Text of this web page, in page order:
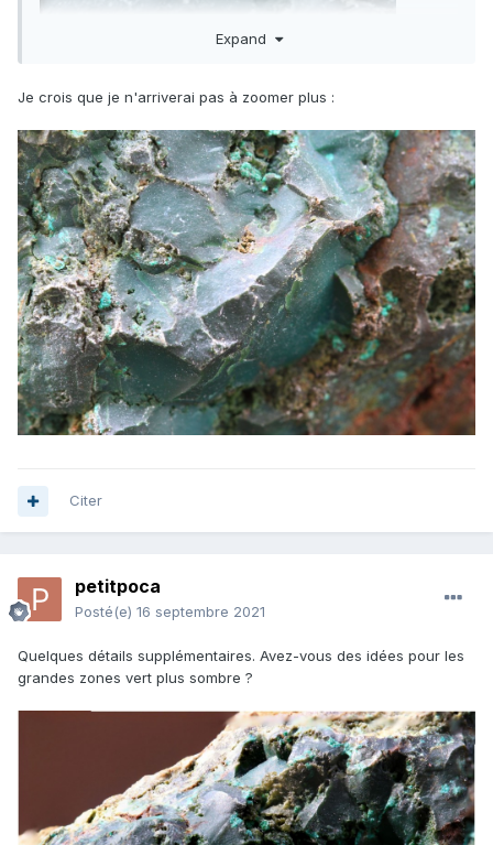
J'ai l'impression qu'il y a une géode tapissée de cristaux
Expand
Je crois que je n'arriverai pas à zoomer plus :
Citer
petitpoca
Posté(e) 16 septembre 2021
Quelques détails supplémentaires. Avez-vous des idées pour les
grandes zones vert plus sombre ?